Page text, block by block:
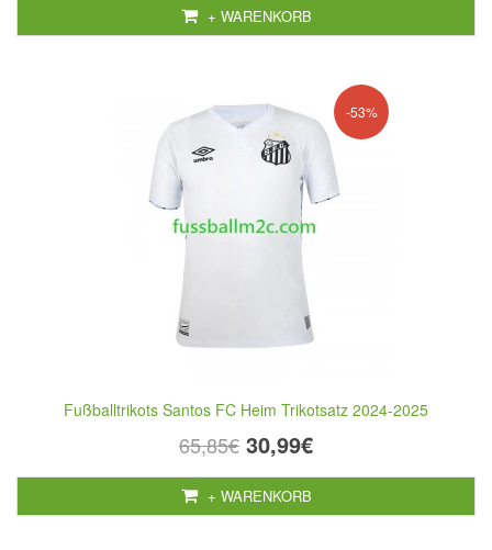
+ WARENKORB
-53%
Fußballtrikots Santos FC Heim Trikotsatz 2024-2025
65,85€ 30,99€
+ WARENKORB